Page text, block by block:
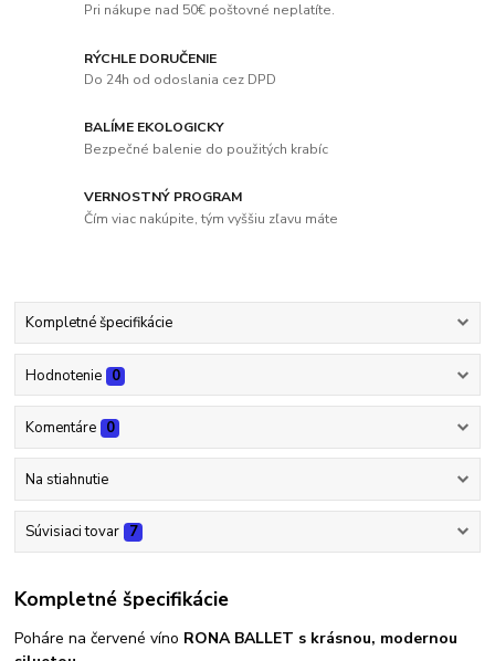
Pri nákupe nad 50€ poštovné neplatíte.
RÝCHLE DORUČENIE
Do 24h od odoslania cez DPD
BALÍME EKOLOGICKY
Bezpečné balenie do použitých krabíc
VERNOSTNÝ PROGRAM
Čím viac nakúpite, tým vyššiu zľavu máte
Kompletné špecifikácie
Hodnotenie 0
Komentáre 0
Na stiahnutie
Súvisiaci tovar 7
Kompletné špecifikácie
Poháre na červené víno RONA BALLET s krásnou, modernou